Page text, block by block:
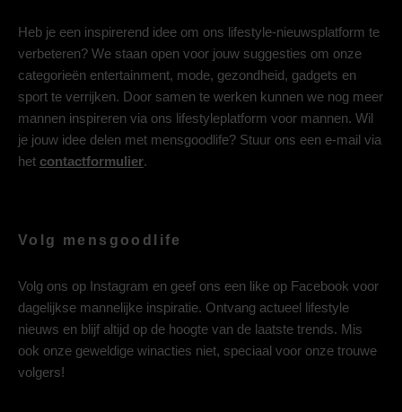
Heb je een inspirerend idee om ons lifestyle-nieuwsplatform te
verbeteren? We staan open voor jouw suggesties om onze
categorieën entertainment, mode, gezondheid, gadgets en
sport te verrijken. Door samen te werken kunnen we nog meer
mannen inspireren via ons lifestyleplatform voor mannen. Wil
je jouw idee delen met mensgoodlife? Stuur ons een e-mail via
het contactformulier.
Volg mensgoodlife
Volg ons op Instagram en geef ons een like op Facebook voor
dagelijkse mannelijke inspiratie. Ontvang actueel lifestyle
nieuws en blijf altijd op de hoogte van de laatste trends. Mis
ook onze geweldige winacties niet, speciaal voor onze trouwe
volgers!